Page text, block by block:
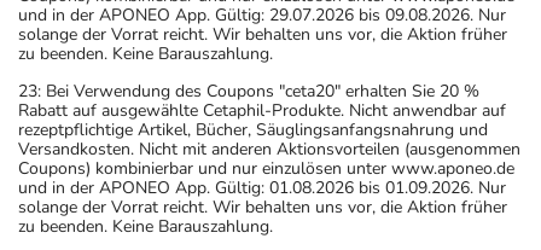
und in der APONEO App. Gültig: 29.07.2026 bis 09.08.2026. Nur
solange der Vorrat reicht. Wir behalten uns vor, die Aktion früher
zu beenden. Keine Barauszahlung.
23: Bei Verwendung des Coupons "ceta20" erhalten Sie 20 %
Rabatt auf ausgewählte Cetaphil-Produkte. Nicht anwendbar auf
rezeptpflichtige Artikel, Bücher, Säuglingsanfangsnahrung und
Versandkosten. Nicht mit anderen Aktionsvorteilen (ausgenommen
Coupons) kombinierbar und nur einzulösen unter www.aponeo.de
und in der APONEO App. Gültig: 01.08.2026 bis 01.09.2026. Nur
solange der Vorrat reicht. Wir behalten uns vor, die Aktion früher
zu beenden. Keine Barauszahlung.